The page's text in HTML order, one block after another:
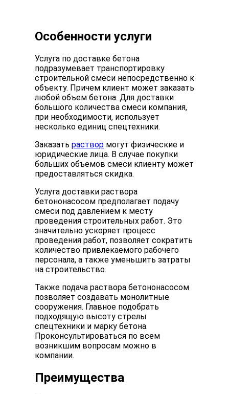
Особенности услуги
Услуга по доставке бетона
подразумевает транспортировку
строительной смеси непосредственно к
объекту. Причем клиент может заказать
любой объем бетона. Для доставки
большого количества смеси компания,
при необходимости, использует
несколько единиц спецтехники.
Заказать раствор могут физические и
юридические лица. В случае покупки
больших объемов смеси клиенту может
предоставляться скидка.
Услуга доставки раствора
бетононасосом предполагает подачу
смеси под давлением к месту
проведения строительных работ. Это
значительно ускоряет процесс
проведения работ, позволяет сократить
количество привлекаемого рабочего
персонала, а также уменьшить затраты
на строительство.
Также подача раствора бетононасосом
позволяет создавать монолитные
сооружения. Главное подобрать
подходящую высоту стрелы
спецтехники и марку бетона.
Проконсультироваться по всем
возникшим вопросам можно в
компании.
Преимущества